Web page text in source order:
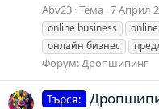
Abv23 Тема 7 Април
online business
онлайн бизнес
Форум:Дропшипинг
Търся: